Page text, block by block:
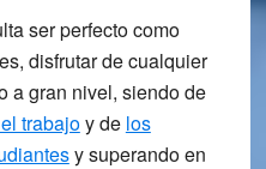
ser perfecto como
disfrutar de cualquier
a gran nivel, siendo de
trabajoy de los
y superando en